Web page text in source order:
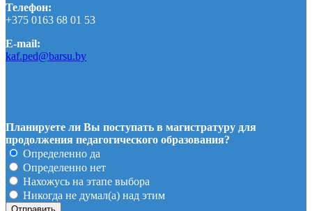
Телефон:
+375 0163 68 01 53
E-mail:
kaf.ped@barsu.by
Планируете ли Вы поступать в магистратуру для
продолжения педагогического образования?
Определенно да
Определенно нет
Нахожусь на этапе выбора
Никогда не думал(а) над этим